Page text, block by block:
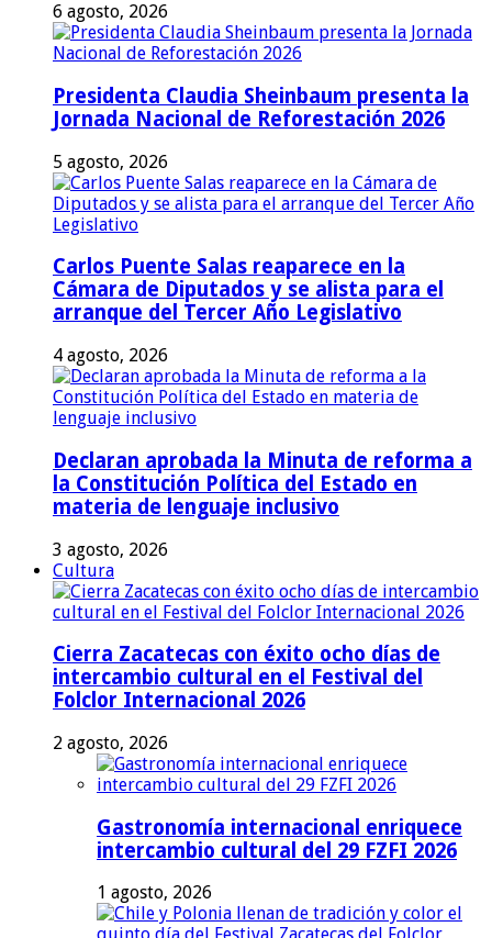
6 agosto, 2026
Presidenta Claudia Sheinbaum presenta la
Jornada Nacional de Reforestación 2026
5 agosto, 2026
Carlos Puente Salas reaparece en la
Cámara de Diputados y se alista para el
arranque del Tercer Año Legislativo
4 agosto, 2026
Declaran aprobada la Minuta de reforma a
la Constitución Política del Estado en
materia de lenguaje inclusivo
3 agosto, 2026
Cultura
Cierra Zacatecas con éxito ocho días de
intercambio cultural en el Festival del
Folclor Internacional 2026
2 agosto, 2026
Gastronomía internacional enriquece
intercambio cultural del 29 FZFI 2026
1 agosto, 2026